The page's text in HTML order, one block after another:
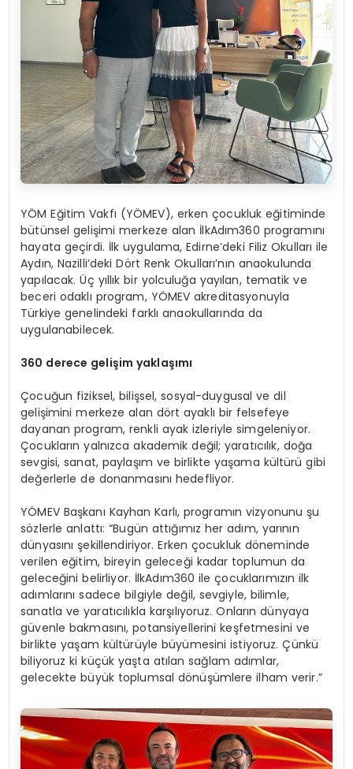
YÖM Eğitim Vakfı (YÖMEV), erken çocukluk eğitiminde
bütünsel gelişimi merkeze alan İlkAdım360 programını
hayata geçirdi. İlk uygulama, Edirne’deki Filiz Okulları ile
Aydın, Nazilli’deki Dört Renk Okulları’nın anaokulunda
yapılacak. Üç yıllık bir yolculuğa yayılan, tematik ve
beceri odaklı program, YÖMEV akreditasyonuyla
Türkiye genelindeki farklı anaokullarında da
uygulanabilecek.
360 derece gelişim yaklaşımı
Çocuğun fiziksel, bilişsel, sosyal-duygusal ve dil
gelişimini merkeze alan dört ayaklı bir felsefeye
dayanan program, renkli ayak izleriyle simgeleniyor.
Çocukların yalnızca akademik değil; yaratıcılık, doğa
sevgisi, sanat, paylaşım ve birlikte yaşama kültürü gibi
değerlerle de donanmasını hedefliyor.
YÖMEV Başkanı Kayhan Karlı, programın vizyonunu şu
sözlerle anlattı: “Bugün attığımız her adım, yarının
dünyasını şekillendiriyor. Erken çocukluk döneminde
verilen eğitim, bireyin geleceği kadar toplumun da
geleceğini belirliyor. İlkAdım360 ile çocuklarımızın ilk
adımlarını sadece bilgiyle değil, sevgiyle, bilimle,
sanatla ve yaratıcılıkla karşılıyoruz. Onların dünyaya
güvenle bakmasını, potansiyellerini keşfetmesini ve
birlikte yaşam kültürüyle büyümesini istiyoruz. Çünkü
biliyoruz ki küçük yaşta atılan sağlam adımlar,
gelecekte büyük toplumsal dönüşümlere ilham verir.”